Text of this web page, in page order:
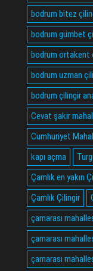
bodrum bitez
bodrum gümbet
bodrum ortakent
bodrum uzman
bodrum çilingir
Cevat şakir
Cumhuriyet
kapı açma
Çamlık en yakın
Çamlık Çilingir
çamarası
çamarası
çamarası